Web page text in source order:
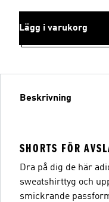
Lägg i varukorg
Beskrivning
SHORTS FÖR
Dra på dig de här
sweatshirttyg och
smickrande